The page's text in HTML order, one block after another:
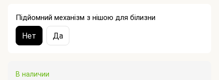
Підйомний механізм з нішою для білизни
Нет Да
В наличии